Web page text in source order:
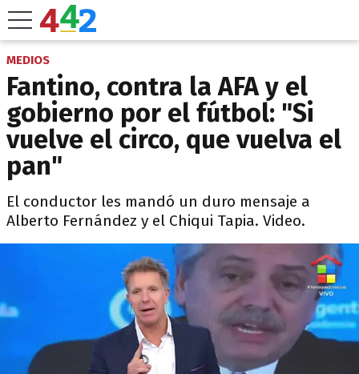
MEDIOS
Fantino, contra la AFA y el
gobierno por el fútbol: "Si
vuelve el circo, que vuelva el
pan"
El conductor les mandó un duro mensaje a
Alberto Fernández y el Chiqui Tapia. Video.